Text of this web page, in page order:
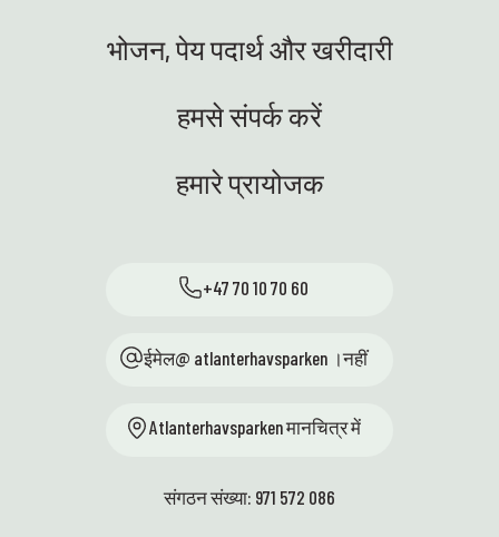
भोजन, पेय पदार्थ और खरीदारी
हमसे संपर्क करें
हमारे प्रायोजक
+47 70 10 70 60
ईमेल@ atlanterhavsparken ।नहीं
Atlanterhavsparken मानचित्र में
संगठन संख्या: 971 572 086